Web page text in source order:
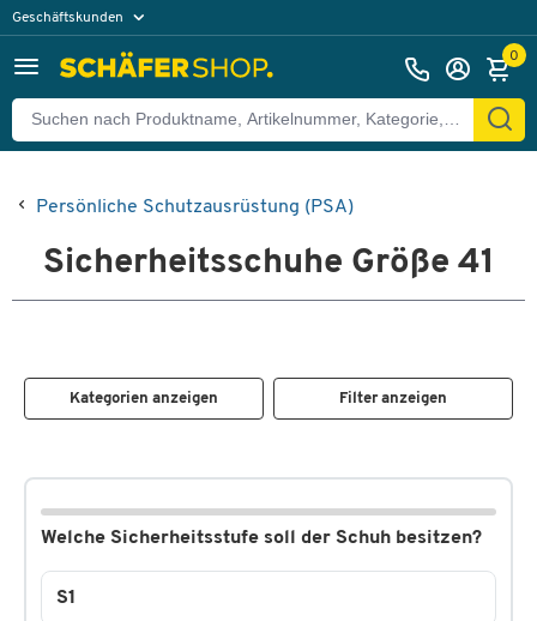
Geschäftskunden
0
Persönliche Schutzausrüstung (PSA)
Sicherheitsschuhe Größe 41
Kategorien anzeigen Filter anzeigen
Welche Sicherheitsstufe soll der Schuh besitzen?
S1